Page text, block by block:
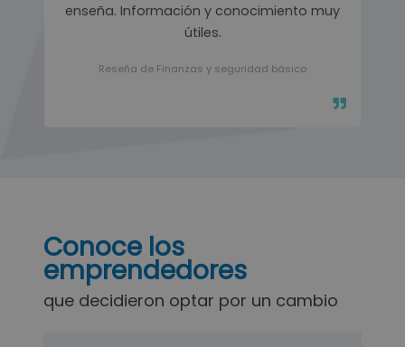
enseña. Información y conocimiento muy
útiles.
Reseña de Finanzas y seguridad básico
Conoce los
emprendedores
que decidieron optar por un cambio